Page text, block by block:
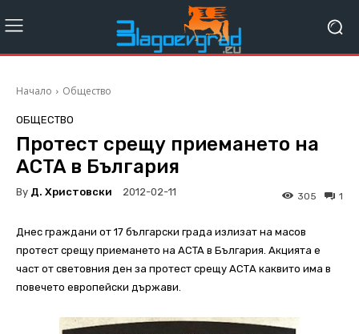
Начало Общество
ОБЩЕСТВО
Протест срещу приемането на
ACTA в България
By Д. Христовски 2012-02-11 1
305
Днес граждани от 17 български града излизат на масов
протест срещу приемането на ACTA в България. Акцията е
част от световния ден за протест срещу АСТА каквито има в
повечето европейски държави.